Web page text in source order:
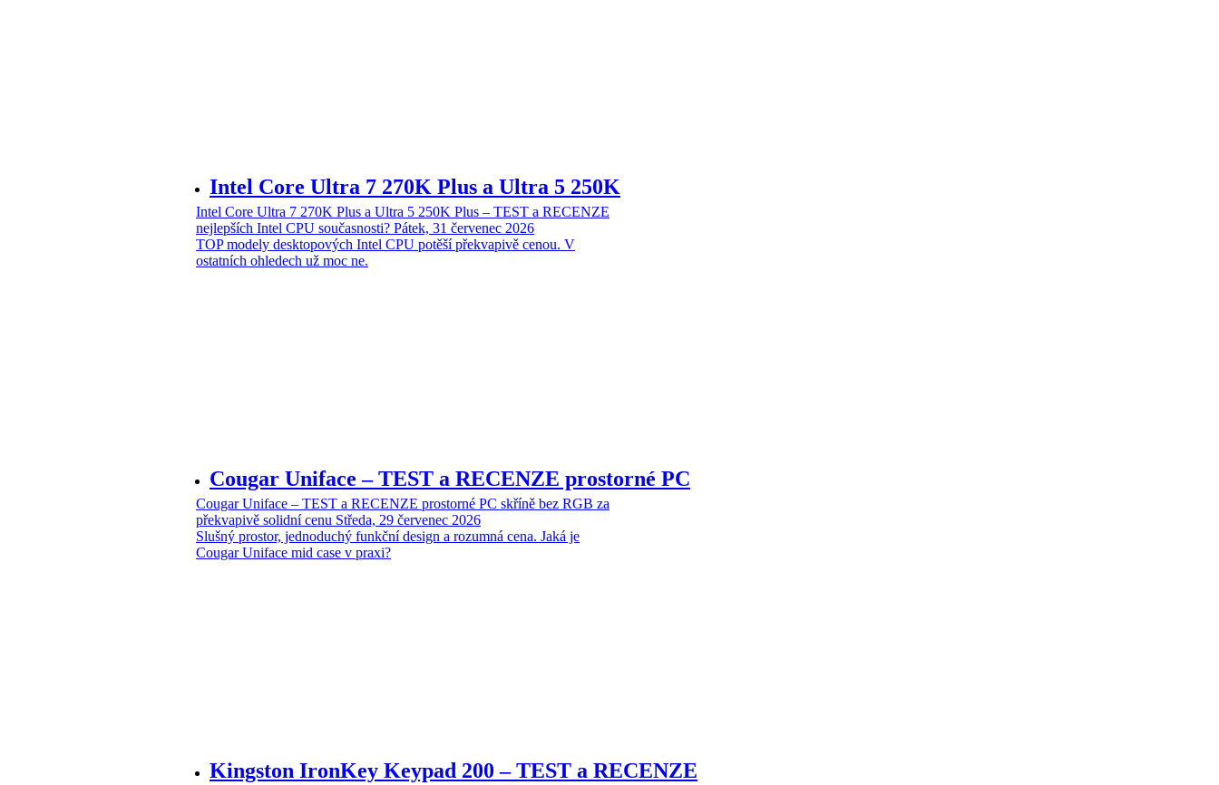
Intel Core Ultra 7 270K Plus a Ultra 5 250K
Intel Core Ultra 7 270K Plus a Ultra 5 250K Plus – TEST a RECENZE
nejlepších Intel CPU současnosti? Pátek, 31 červenec 2026
TOP modely desktopových Intel CPU potěší překvapivě cenou. V
ostatních ohledech už moc ne.
Cougar Uniface – TEST a RECENZE prostorné PC
Cougar Uniface – TEST a RECENZE prostorné PC skříně bez RGB za
překvapivě solidní cenu Středa, 29 červenec 2026
Slušný prostor, jednoduchý funkční design a rozumná cena. Jaká je
Cougar Uniface mid case v praxi?
Kingston IronKey Keypad 200 – TEST a RECENZE